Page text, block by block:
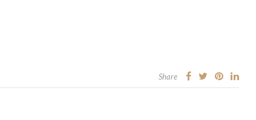
Share